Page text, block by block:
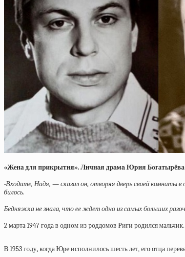
«Жена для пpикpытия». Личнaя дpaмa Юрия Богатырёва
-Входите, Надя, — сказал он, отворяя дверь своей комнаты
билось.
Бедняжка не знала, что ее ждет одно из самых больших
2 марта 1947 года в одном из роддомов Риги родился
В 1953 году, когда Юре исполнилось шесть лет, его отца